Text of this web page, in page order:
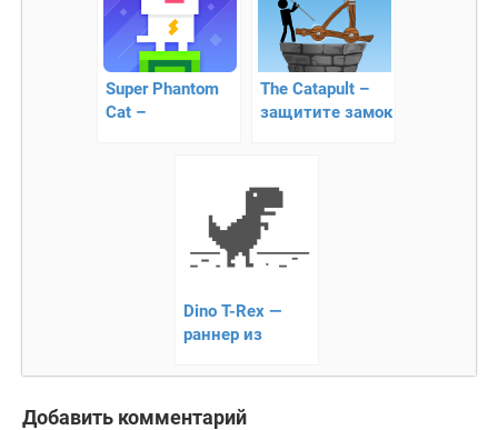
Super Phantom
Cat –
The Catapult –
защитите замок
Dino T-Rex —
раннер из
Добавить комментарий